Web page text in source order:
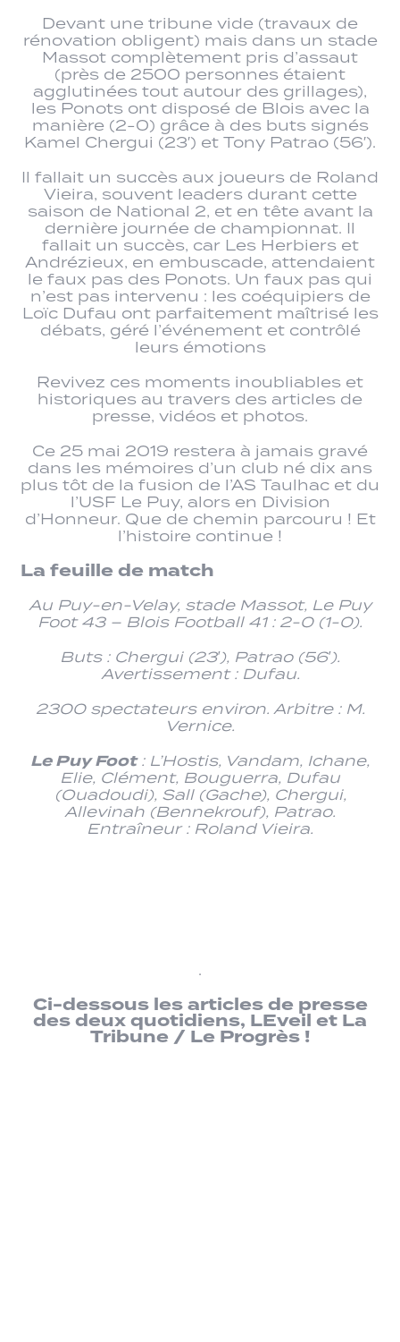
Devant une tribune vide (travaux de
rénovation obligent) mais dans un stade
Massot complètement pris d’assaut
(près de 2500 personnes étaient
agglutinées tout autour des grillages),
les Ponots ont disposé de Blois avec la
manière (2-0) grâce à des buts signés
Kamel Chergui (23′) et Tony Patrao (56′).
Il fallait un succès aux joueurs de Roland
Vieira, souvent leaders durant cette
saison de National 2, et en tête avant la
dernière journée de championnat. Il
fallait un succès, car Les Herbiers et
Andrézieux, en embuscade, attendaient
le faux pas des Ponots. Un faux pas qui
n’est pas intervenu : les coéquipiers de
Loïc Dufau ont parfaitement maîtrisé les
débats, géré l’événement et contrôlé
leurs émotions
Revivez ces moments inoubliables et
historiques au travers des articles de
presse, vidéos et photos.
Ce 25 mai 2019 restera à jamais gravé
dans les mémoires d’un club né dix ans
plus tôt de la fusion de l’AS Taulhac et du
l’USF Le Puy, alors en Division
d’Honneur. Que de chemin parcouru ! Et
l’histoire continue !
La feuille de match
Au Puy-en-Velay, stade Massot, Le Puy
Foot 43 – Blois Football 41 : 2-0 (1-0).
Buts : Chergui (23′), Patrao (56′).
Avertissement : Dufau.
2300 spectateurs environ. Arbitre : M.
Vernice.
Le Puy Foot: L’Hostis, Vandam, Ichane,
Elie, Clément, Bouguerra, Dufau
(Ouadoudi), Sall (Gache), Chergui,
Allevinah (Bennekrouf), Patrao.
Entraîneur : Roland Vieira.
.
Ci-dessous les articles de presse
des deux quotidiens, LEveil et La
Tribune / Le Progrès !